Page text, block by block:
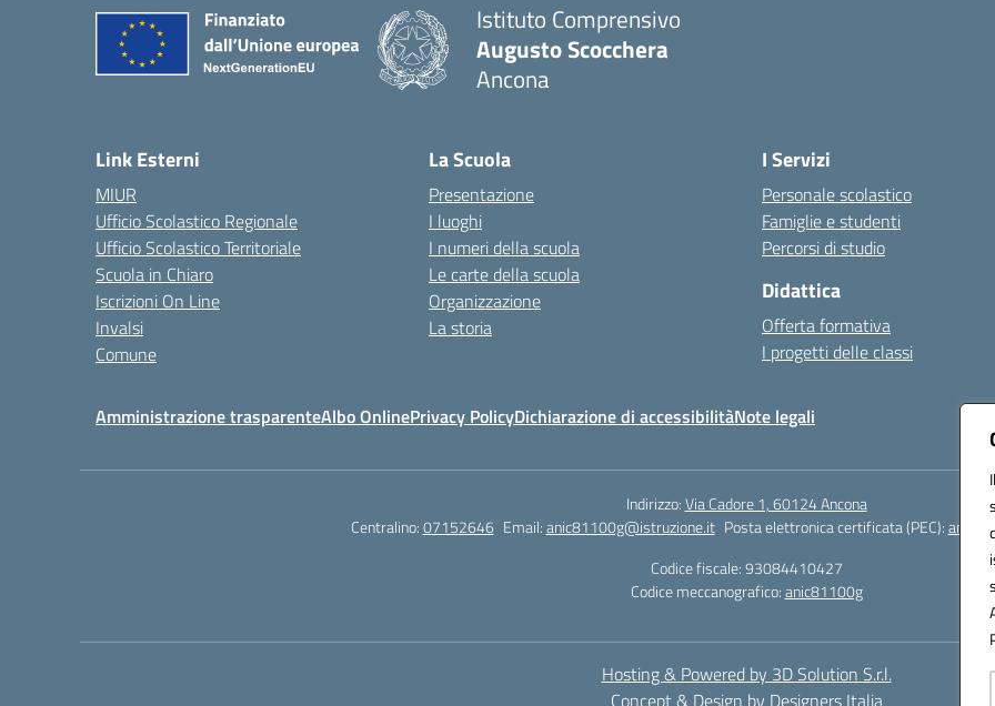
Istituto Comprensivo
Augusto Scocchera
Ancona
Link Esterni
MIUR
Ufficio Scolastico Regionale
Ufficio Scolastico Territoriale
Scuola in Chiaro
Iscrizioni On Line
Invalsi
Comune
La Scuola
Presentazione
I luoghi
I numeri della scuola
Le carte della scuola
Organizzazione
La storia
I Servizi
Personale scolastico
Famiglie e studenti
Percorsi di studio
Didattica
Offerta formativa
I progetti delle classi
Amministrazione trasparenteAlbo OnlinePrivacy PolicyDichiarazione di accessibilitàNote legali
Indirizzo:Via Cadore 1, 60124 Ancona
Centralino:07152646 Email:anic81100g@istruzione.it Posta elettronica certificata (PEC):
Codice fiscale: 93084410427
Codice meccanografico:anic81100g
Hosting & Powered by 3D Solution S.r.l.
Concept & Design by Designers Italia